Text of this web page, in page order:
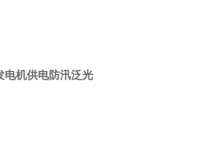
电机供电防汛泛光